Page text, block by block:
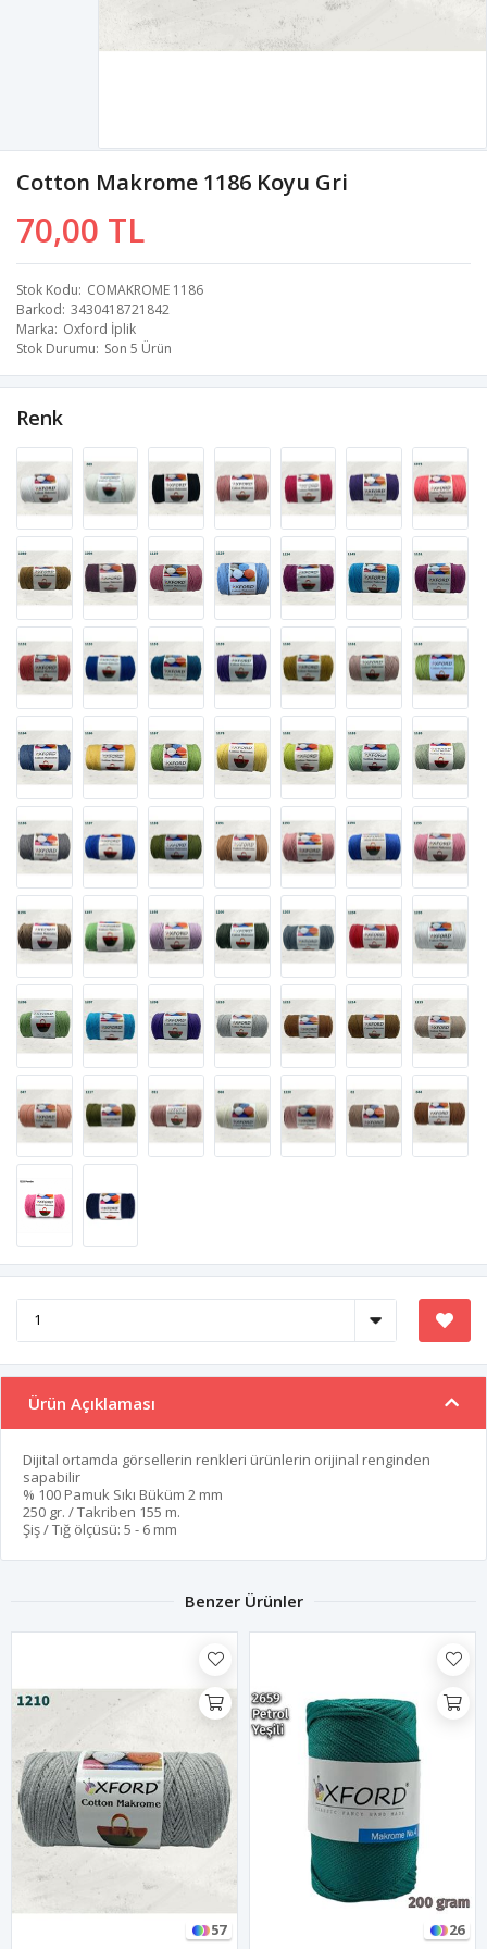
Cotton Makrome 1186 Koyu Gri
70,00 TL
Stok Kodu COMAKROME 1186
Barkod 3430418721842
Marka Oxford İplik
Stok Durumu Son 5 Ürün
Renk
Ürün Açıklaması
Dijital ortamda görsellerin renkleri ürünlerin orijinal renginden
sapabilir
% 100 Pamuk Sıkı Büküm 2 mm
250 gr. / Takriben 155 m.
Şiş / Tığ ölçüsü: 5 - 6 mm
Benzer Ürünler
57 26